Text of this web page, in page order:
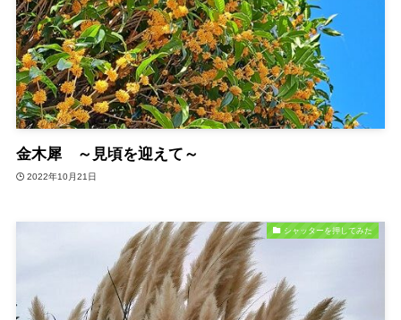
金木犀 ～見頃を迎えて～
2022年10月21日
シャッターを押してみた